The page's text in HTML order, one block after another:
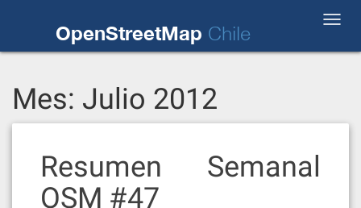
OpenStreetMap Chile
Mes: Julio 2012
Resumen Semanal
OSM #47